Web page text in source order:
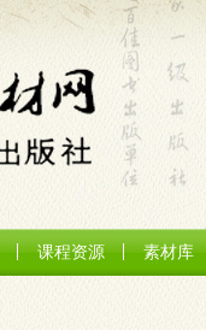
课程资源 素材库